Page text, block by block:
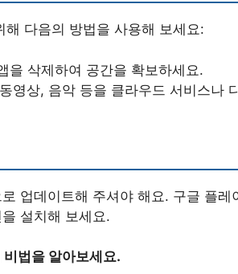
다음의 방법을 사용해 보세요:
을 삭제하여 공간을 확보하세요.
영상, 음악 등을 클라우드 서비스나
업데이트해 주셔야 해요. 구글 플레
설치해 보세요.
법을 알아보세요.